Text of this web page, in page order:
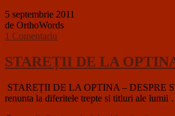
5 septembrie 2011
de OrthoWords
1 Comentariu
STAREȚII DE LA
STAREȚII DE LA OPTINA – DESPRE
renunta la diferitele trepte si titluri ale lumii